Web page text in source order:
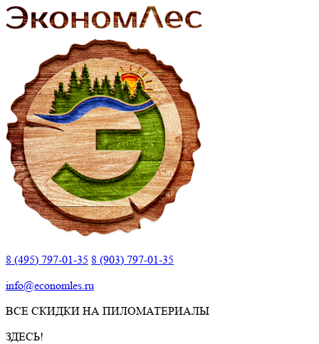
8 (495) 797-01-35 8 (903) 797-01-35
info@economles.ru
ВСЕ СКИДКИ НА ПИЛОМАТЕРИАЛЫ
ЗДЕСЬ!